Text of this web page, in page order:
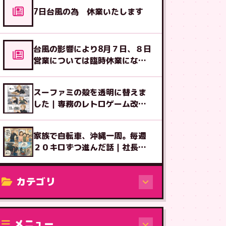
7日台風の為 休業いたします
台風の影響により8月７日、８日
営業については臨時休業になる
スーファミの殻を透明に替えま
した｜専務のレトロゲーム改造
家族で自転車、沖縄一周。毎週
２０キロずつ進んだ話｜社長ブ
カテゴリ
修理（機種から）